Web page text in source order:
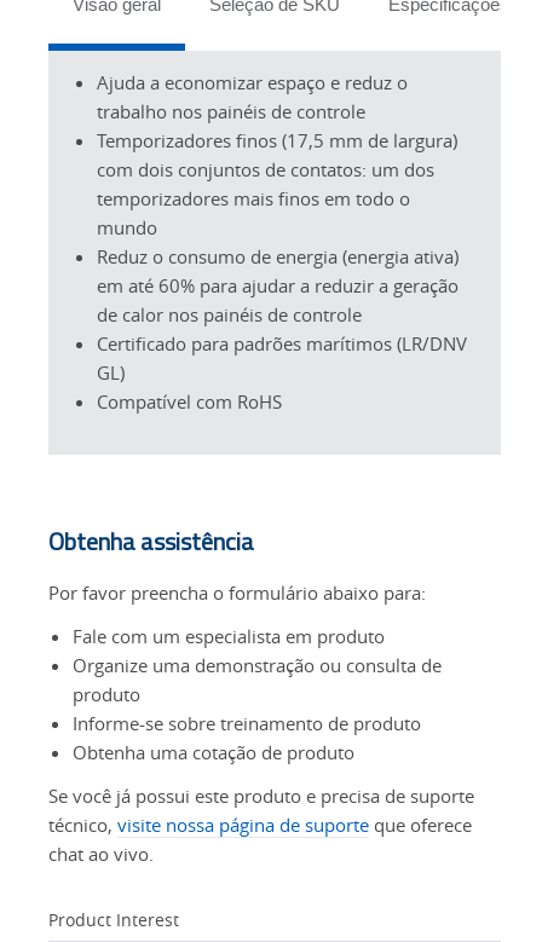
Visão geral Seleção de SKU Especificações
Ajuda a economizar espaço e reduz o
trabalho nos painéis de controle
Temporizadores finos (17,5 mm de largura)
com dois conjuntos de contatos: um dos
temporizadores mais finos em todo o
mundo
Reduz o consumo de energia (energia ativa)
em até 60% para ajudar a reduzir a geração
de calor nos painéis de controle
Certificado para padrões marítimos (LR/DNV
GL)
Compatível com RoHS
Obtenha assistência
Por favor preencha o formulário abaixo para:
Fale com um especialista em produto
Organize uma demonstração ou consulta de
produto
Informe-se sobre treinamento de produto
Obtenha uma cotação de produto
Se você já possui este produto e precisa de suporte
técnico, visite nossa página de suporte que oferece
chat ao vivo.
Product Interest